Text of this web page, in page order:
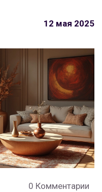
влияющие на
цвета стен и
не только красивым,
примеры и
оформлении
12 мая 2025
0 Комментарии